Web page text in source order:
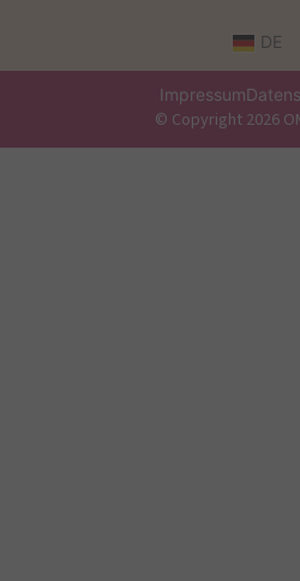
DE
Impressum
© Copyright 2026